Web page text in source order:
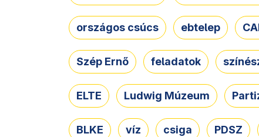
országos csúcs ebtelep
Szép Ernő feladatok
ELTE Ludwig Múzeum
BLKE víz csiga PDSZ